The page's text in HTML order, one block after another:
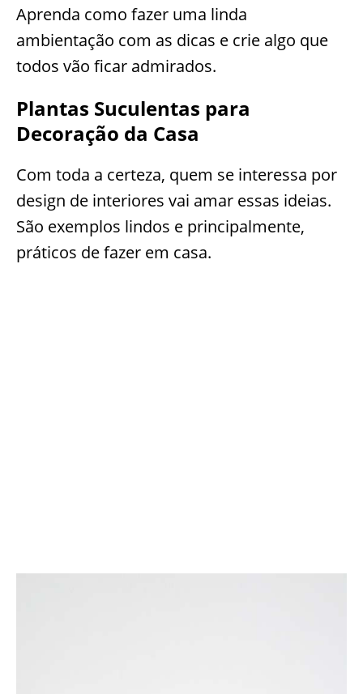
Aprenda como fazer uma linda
ambientação com as dicas e crie algo que
todos vão ficar admirados.
Plantas Suculentas para
Decoração da Casa
Com toda a certeza, quem se interessa por
design de interiores vai amar essas ideias.
São exemplos lindos e principalmente,
práticos de fazer em casa.